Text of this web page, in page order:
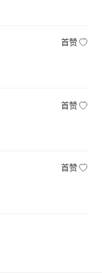
首赞
首赞
首赞